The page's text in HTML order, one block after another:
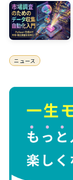
ニュース